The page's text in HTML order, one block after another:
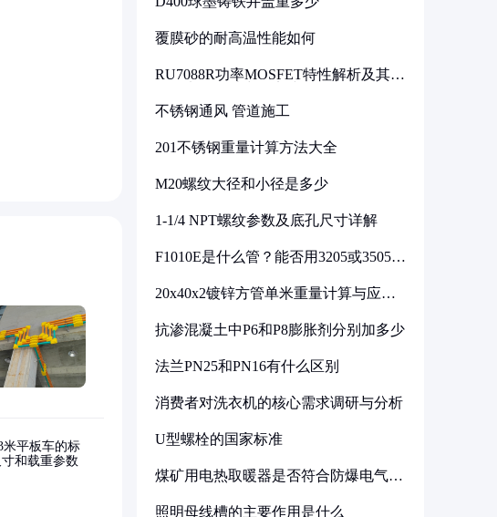
覆膜砂的耐高温性能如何
RU7088R功率MOSFET特性解析及其在
不锈钢通风 管道施工
201不锈钢重量计算方法大全
M20螺纹大径和小径是多少
1-1/4 NPT螺纹参数及底孔尺寸详解
F1010E是什么管？能否用3205或3505代
20x40x2镀锌方管单米重量计算与应用
抗渗混凝土中P6和P8膨胀剂分别加多少
法兰PN25和PN16有什么区别
消费者对洗衣机的核心需求调研与分析
U型螺栓的国家标准
煤矿用电热取暖器是否符合防爆电气设
照明母线槽的主要作用是什么